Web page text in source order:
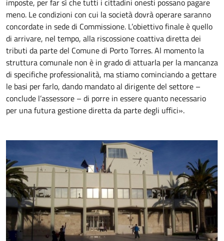
imposte, per far sì che tutti i cittadini onesti possano pagare
meno. Le condizioni con cui la società dovrà operare saranno
concordate in sede di Commissione. L’obiettivo finale è quello
di arrivare, nel tempo, alla riscossione coattiva diretta dei
tributi da parte del Comune di Porto Torres. Al momento la
struttura comunale non è in grado di attuarla per la mancanza
di specifiche professionalità, ma stiamo cominciando a gettare
le basi per farlo, dando mandato al dirigente del settore –
conclude l’assessore – di porre in essere quanto necessario
per una futura gestione diretta da parte degli uffici».